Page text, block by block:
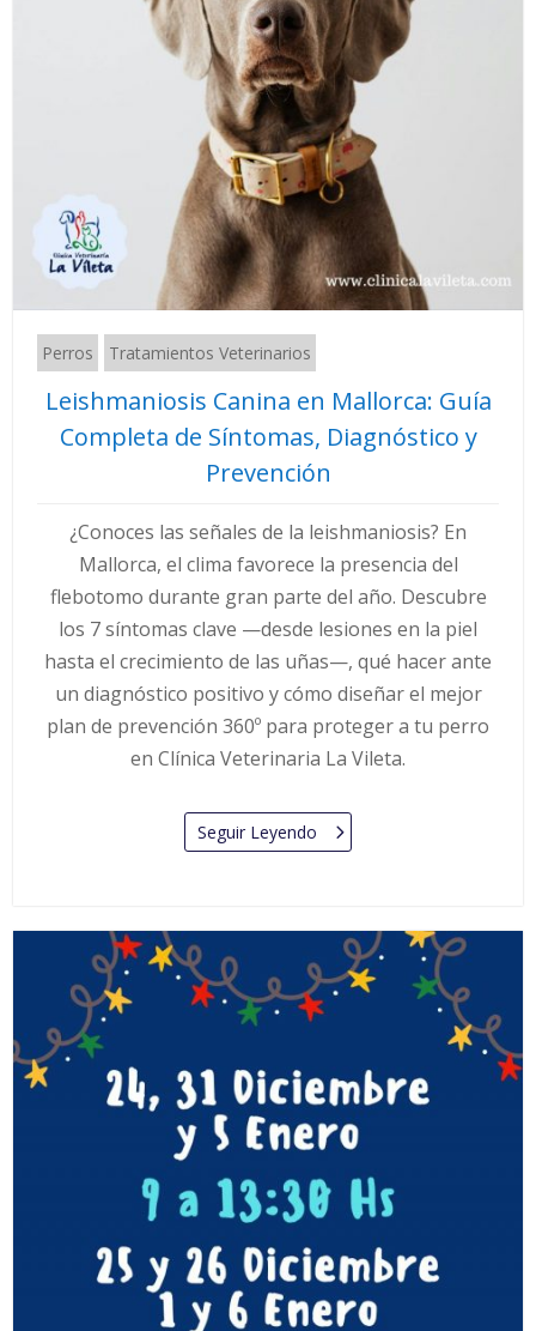
Perros Tratamientos Veterinarios
Leishmaniosis Canina en Mallorca: Guía
Completa de Síntomas, Diagnóstico y
Prevención
¿Conoces las señales de la leishmaniosis? En
Mallorca, el clima favorece la presencia del
flebotomo durante gran parte del año. Descubre
los 7 síntomas clave —desde lesiones en la piel
hasta el crecimiento de las uñas—, qué hacer ante
un diagnóstico positivo y cómo diseñar el mejor
plan de prevención 360º para proteger a tu perro
en Clínica Veterinaria La Vileta.
Seguir Leyendo